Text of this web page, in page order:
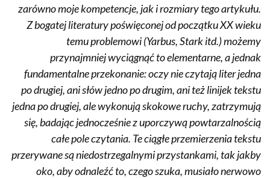
zarówno moje kompetencje, jak i rozmiary tego artykułu.
Z bogatej literatury poświęconej od początku XX wieku
temu problemowi (Yarbus, Stark itd.) możemy
przynajmniej wyciągnąć to elementarne, a jednak
fundamentalne przekonanie: oczy nie czytają liter jedna
po drugiej, ani słów jedno po drugim, ani też linijek tekstu
jedna po drugiej, ale wykonują skokowe ruchy, zatrzymują
się, badając jednocześnie z uporczywą powtarzalnością
całe pole czytania. Te ciągłe przemierzenia tekstu
przerywane są niedostrzegalnymi przystankami, tak jakby
oko, aby odnaleźć to, czego szuka, musiało nerwowo